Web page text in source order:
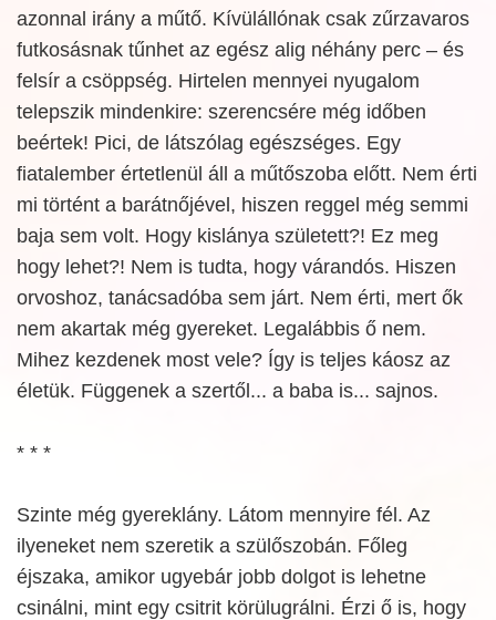
azonnal irány a műtő. Kívülállónak csak zűrzavaros
futkosásnak tűnhet az egész alig néhány perc – és
felsír a csöppség. Hirtelen mennyei nyugalom
telepszik mindenkire: szerencsére még időben
beértek! Pici, de látszólag egészséges. Egy
fiatalember értetlenül áll a műtőszoba előtt. Nem érti
mi történt a barátnőjével, hiszen reggel még semmi
baja sem volt. Hogy kislánya született?! Ez meg
hogy lehet?! Nem is tudta, hogy várandós. Hiszen
orvoshoz, tanácsadóba sem járt. Nem érti, mert ők
nem akartak még gyereket. Legalábbis ő nem.
Mihez kezdenek most vele? Így is teljes káosz az
életük. Függenek a szertől... a baba is... sajnos.
* * *
Szinte még gyereklány. Látom mennyire fél. Az
ilyeneket nem szeretik a szülőszobán. Főleg
éjszaka, amikor ugyebár jobb dolgot is lehetne
csinálni, mint egy csitrit körülugrálni. Érzi ő is, hogy